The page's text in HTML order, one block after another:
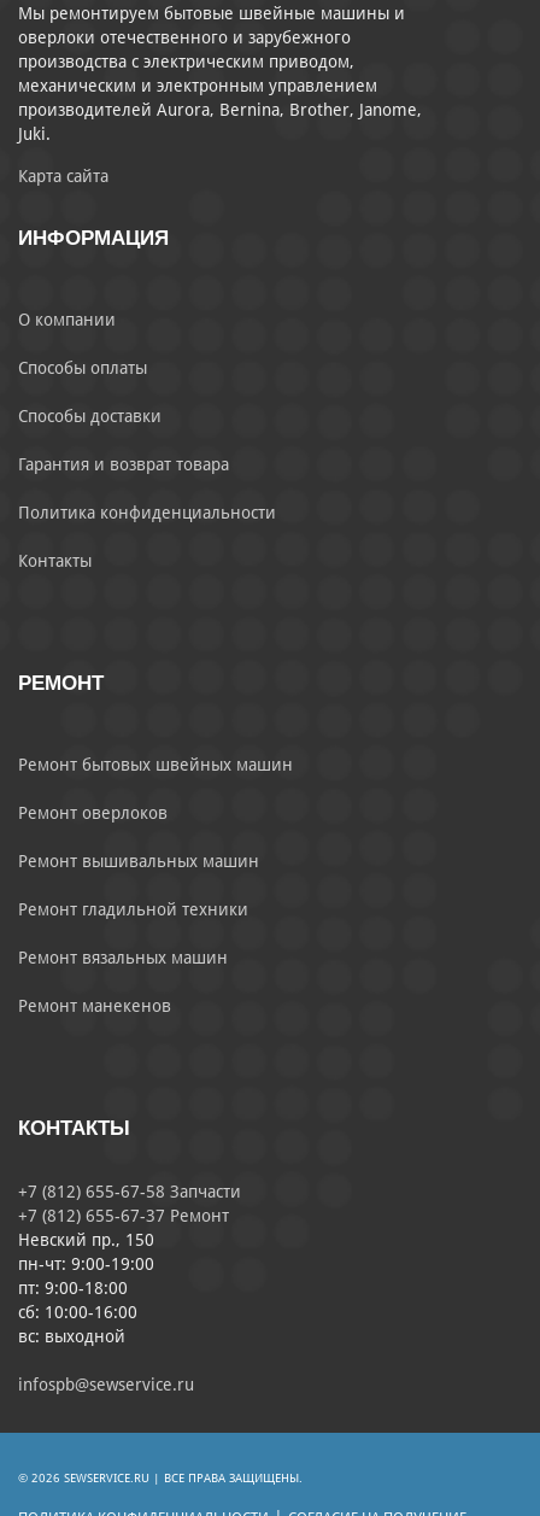
Мы ремонтируем бытовые швейные машины и
оверлоки отечественного и зарубежного
производства с электрическим приводом,
механическим и электронным управлением
производителей Aurora, Bernina, Brother, Janome,
Juki.
Карта сайта
ИНФОРМАЦИЯ
О компании
Способы оплаты
Способы доставки
Гарантия и возврат товара
Политика конфиденциальности
Контакты
РЕМОНТ
Ремонт бытовых швейных машин
Ремонт оверлоков
Ремонт вышивальных машин
Ремонт гладильной техники
Ремонт вязальных машин
Ремонт манекенов
КОНТАКТЫ
+7 (812) 655-67-58 Запчасти
+7 (812) 655-67-37 Ремонт
Невский пр., 150
пн-чт: 9:00-19:00
пт: 9:00-18:00
сб: 10:00-16:00
вс: выходной
infospb@sewservice.ru
© 2026 SEWSERVICE.RU | ВСЕ ПРАВА ЗАЩИЩЕНЫ.